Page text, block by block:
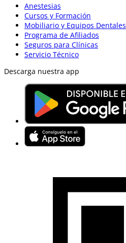
Anestesias
Cursos y Formación
Mobiliario y Equipos Dentales
Programa de Afiliados
Seguros para Clínicas
Servicio Técnico
Descarga nuestra app